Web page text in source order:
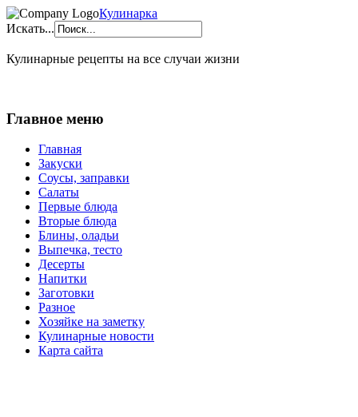
Кулинарка
Искать...
Кулинарные рецепты на все случаи жизни
Главное меню
Главная
Закуски
Соусы, заправки
Салаты
Первые блюда
Вторые блюда
Блины, оладьи
Выпечка, тесто
Десерты
Напитки
Заготовки
Разное
Хозяйке на заметку
Кулинарные новости
Карта сайта